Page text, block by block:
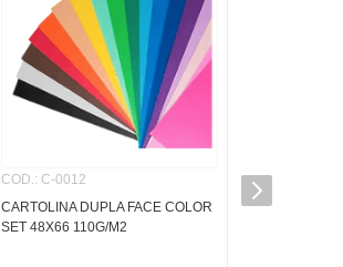
COD.: C-0012
CARTOLINA DUPLA FACE COLOR
SET 48X66 110G/M2